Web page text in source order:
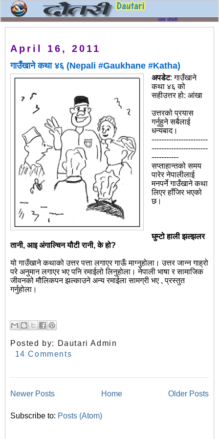
April 16, 2011
गाउँखाने कथा ४६ (Nepali #Gaukhane #Katha)
अपडेट: गाउँखाने
कथा ४६ को
सहीउत्तर हो: आंखा
उत्तरको प्रयास
गर्नुहुने सबैलाई
धन्यबाद।
-----------------------
-----------------------
-----------
सप्ताहान्तको समय
पारेर नेपालीलाई
मनपर्ने गाउँखाने कथा
लिएर हाँजिर भएको
छ।
घुम्टो हाली झल्झलर
तानी, आइ अंगाल्चिन यौटी रानी, के हो?
यो गाउँखाने कथाको उत्तर पत्ता लगाएर गाऊँ माग्नुहोला। उत्तर जान्न गाह्रो
परे अनुमान लगाएर भए पनि रमाईलो लिनुहोला। नेपाली भाषा र सामाजिक
जीवनको मौलिकपन झल्काउने अन्य रमाईला सामग्री भए , प्रस्तुत
गर्नुहोला।
Posted by:
Dautari Admin
14 Comments
Newer Posts Older Posts
Home
Subscribe to: Posts (Atom)